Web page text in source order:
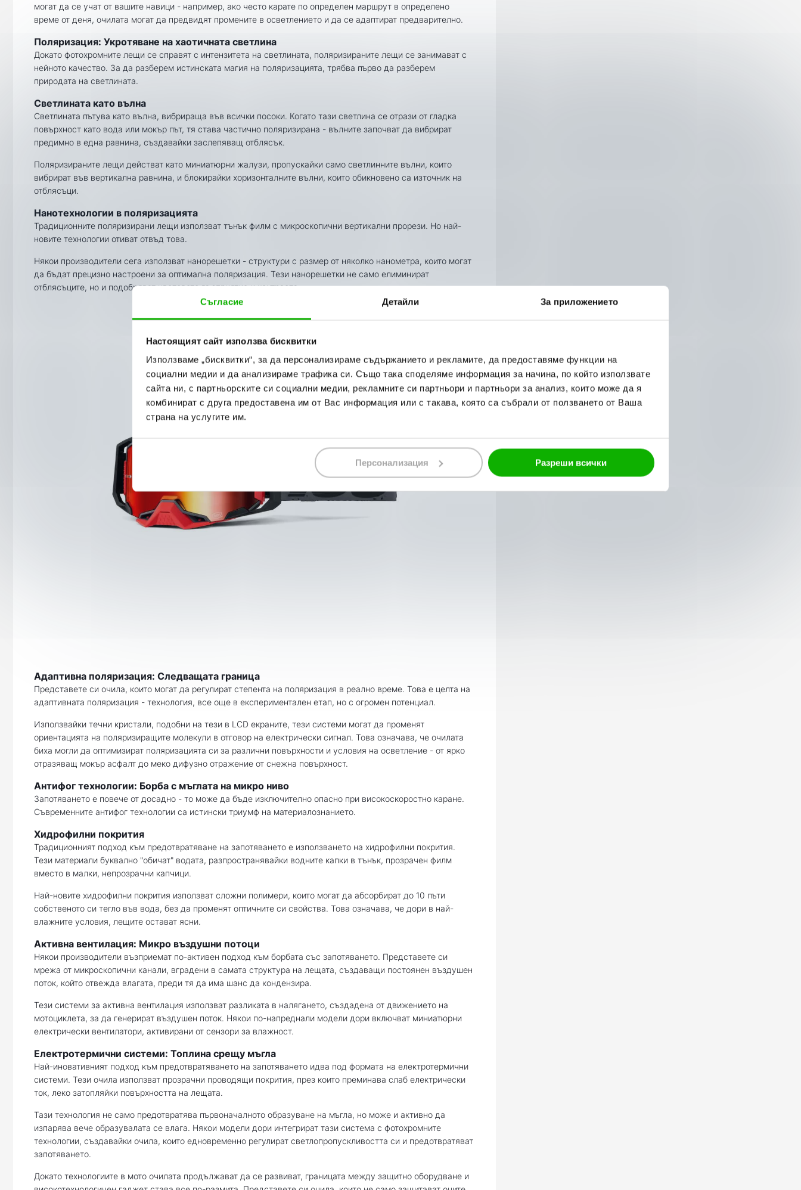
Съгласие Детайли За приложението
Настоящият сайт използва бисквитки
Използваме „бисквитки“, за да персонализираме съдържанието и рекламите, да предоставяме функции на
социални медии и да анализираме трафика си. Също така споделяме информация за начина, по който използвате
сайта ни, с партньорските си социални медии, рекламните си партньори и партньори за анализ, които може да я
комбинират с друга предоставена им от Вас информация или с такава, която са събрали от ползването от Ваша
страна на услугите им.
Персонализация Разреши всички
могат да се учат от вашите навици - например, ако често карате по определен маршрут в определено
време от деня, очилата могат да предвидят промените в осветлението и да се адаптират предварително.
Поляризация: Укротяване на хаотичната светлина
Докато фотохромните лещи се справят с интензитета на светлината, поляризираните лещи се занимават с
нейното качество. За да разберем истинската магия на поляризацията, трябва първо да разберем
природата на светлината.
Светлината като вълна
Светлината пътува като вълна, вибрираща във всички посоки. Когато тази светлина се отрази от гладка
повърхност като вода или мокър път, тя става частично поляризирана - вълните започват да вибрират
предимно в една равнина, създавайки заслепяващ отблясък.
Поляризираните лещи действат като миниатюрни жалузи, пропускайки само светлинните вълни, които
вибрират във вертикална равнина, и блокирайки хоризонталните вълни, които обикновено са източник на
отблясъци.
Нанотехнологии в поляризацията
Традиционните поляризирани лещи използват тънък филм с микроскопични вертикални прорези. Но най-
новите технологии отиват отвъд това.
Някои производители сега използват нанорешетки - структури с размер от няколко нанометра, които могат
да бъдат прецизно настроени за оптимална поляризация. Тези нанорешетки не само елиминират
отблясъците, но и подобряват цветовото възприятие и контраста.
Адаптивна поляризация: Следващата граница
Представете си очила, които могат да регулират степента на поляризация в реално време. Това е целта на
адаптивната поляризация - технология, все още в експериментален етап, но с огромен потенциал.
Използвайки течни кристали, подобни на тези в LCD екраните, тези системи могат да променят
ориентацията на поляризиращите молекули в отговор на електрически сигнал. Това означава, че очилата
биха могли да оптимизират поляризацията си за различни повърхности и условия на осветление - от ярко
отразяващ мокър асфалт до меко дифузно отражение от снежна повърхност.
Антифог технологии: Борба с мъглата на микро ниво
Запотяването е повече от досадно - то може да бъде изключително опасно при високоскоростно каране.
Съвременните антифог технологии са истински триумф на материалознанието.
Хидрофилни покрития
Традиционният подход към предотвратяване на запотяването е използването на хидрофилни покрития.
Тези материали буквално "обичат" водата, разпространявайки водните капки в тънък, прозрачен филм
вместо в малки, непрозрачни капчици.
Най-новите хидрофилни покрития използват сложни полимери, които могат да абсорбират до 10 пъти
собственото си тегло във вода, без да променят оптичните си свойства. Това означава, че дори в най-
влажните условия, лещите остават ясни.
Активна вентилация: Микро въздушни потоци
Някои производители възприемат по-активен подход към борбата със запотяването. Представете си
мрежа от микроскопични канали, вградени в самата структура на лещата, създаващи постоянен въздушен
поток, който отвежда влагата, преди тя да има шанс да кондензира.
Тези системи за активна вентилация използват разликата в налягането, създадена от движението на
мотоциклета, за да генерират въздушен поток. Някои по-напреднали модели дори включват миниатюрни
електрически вентилатори, активирани от сензори за влажност.
Електротермични системи: Топлина срещу мъгла
Най-иновативният подход към предотвратяването на запотяването идва под формата на електротермични
системи. Тези очила използват прозрачни проводящи покрития, през които преминава слаб електрически
ток, леко затопляйки повърхността на лещата.
Тази технология не само предотвратява първоначалното образуване на мъгла, но може и активно да
изпарява вече образувалата се влага. Някои модели дори интегрират тази система с фотохромните
технологии, създавайки очила, които едновременно регулират светлопропускливостта си и предотвратяват
запотяването.
Докато технологиите в мото очилата продължават да се развиват, границата между защитно оборудване и